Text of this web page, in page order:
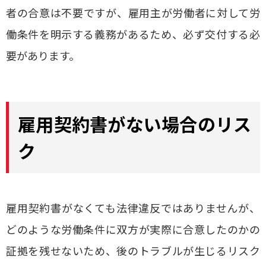
者の合意は不要ですが、雇用主が労働者に対して労
働条件を明示する義務があるため、必ず交付する必
要があります。
雇用契約書がない場合のリス
ク
雇用契約書がなくても法律違反ではありませんが、
どのような労働条件に双方が実際に合意したのかの
証拠を残せないため、後のトラブルが生じるリスク